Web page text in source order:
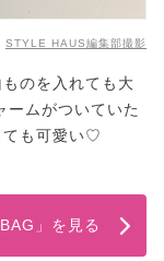
STYLE HAUS編集部撮影
のを入れても大
ームがついていた
ても可愛い♡
」を見る